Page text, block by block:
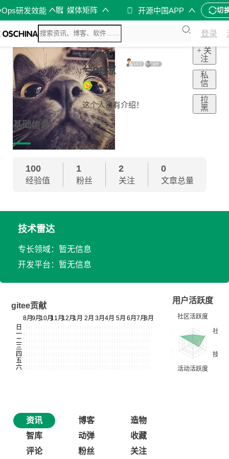
研发效能 媒体矩阵 开源中国APP 切
登录
大风起
兮PP凉
这个人没有介绍！
+ 关
注
私
信
拉
黑
基础信息
100
经验值
1
粉丝
2
关注
0
文章总量
技术雷达
专长领域：暂无信息
开发平台：暂无信息
gitee贡献
用户活跃度
资讯 博客
造物
智库
动弹
收藏
评论
粉丝 关注